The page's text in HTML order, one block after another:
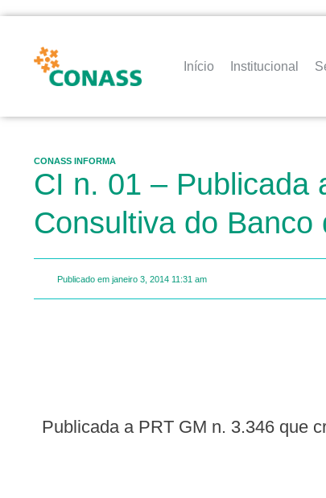
Início Institucional
CONASS INFORMA
CI n. 01 – Publicada
Consultiva do
Publicado em janeiro 3, 2014 11:31 am
Publicada a PRT GM n. 3.346